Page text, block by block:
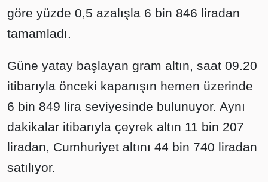
göre yüzde 0,5 azalışla 6 bin 846 liradan
tamamladı.
Güne yatay başlayan gram altın, saat 09.20
itibarıyla önceki kapanışın hemen üzerinde
6 bin 849 lira seviyesinde bulunuyor. Aynı
dakikalar itibarıyla çeyrek altın 11 bin 207
liradan, Cumhuriyet altını 44 bin 740 liradan
satılıyor.